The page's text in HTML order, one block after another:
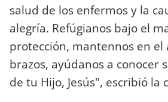
salud de los enfermos y la
alegría. Refúgianos bajo el
protección, mantennos en el
brazos, ayúdanos a conocer
de tu Hijo, Jesús", escribió la